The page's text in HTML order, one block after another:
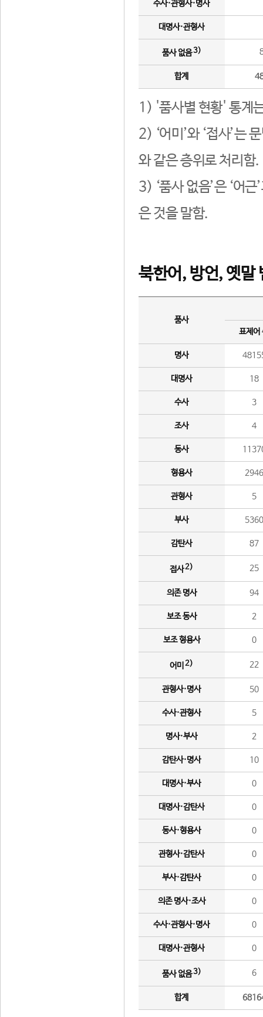
수사·관형사·명사
대명사·관형사
품사 없음3)
합계
1) '품사별 현황' 통계
2) ‘어미’와 ‘접사’는
와 같은 층위로 처리함.
3) ‘품사 없음’은 ‘어
은 것을 말함.
북한어, 방언, 옛말
품사
표제어
명사
대명사 18
수사 3
조사 4
동사
형용사 2946
관형사 5
부사 5360
감탄사 87
접사2) 25
의존 명사 94
보조 동사 2
보조 형용사 0
어미 2) 22
관형사·명사 50
수사·관형사 5
명사·부사 2
감탄사·명사 10
대명사·부사 0
대명사·감탄사 0
동사·형용사 0
관형사·감탄사 0
부사·감탄사 0
의존 명사·조사 0
수사·관형사·명사 0
대명사·관형사 0
품사 없음3) 6
합계